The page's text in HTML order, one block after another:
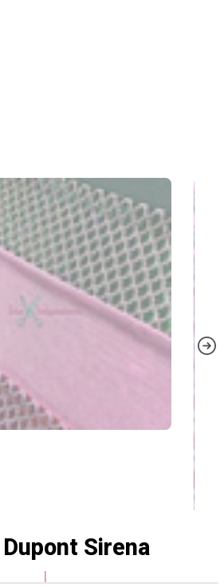
Sirena
|